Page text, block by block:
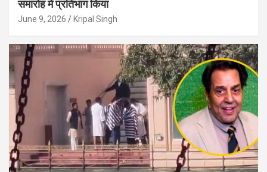
समारोह में प्रतिभाग किया
June 9, 2026 Kripal Singh